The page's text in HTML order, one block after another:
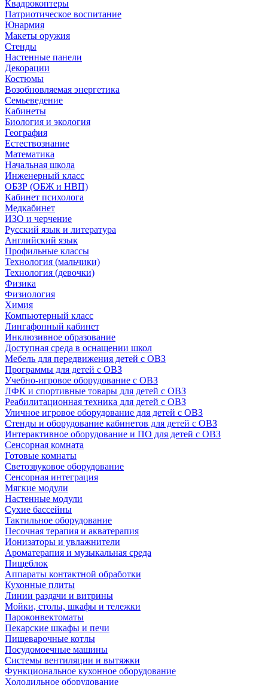
Квадрокоптеры
Патриотическое воспитание
Юнармия
Макеты оружия
Стенды
Настенные панели
Декорации
Костюмы
Возобновляемая энергетика
Семьеведение
Кабинеты
Биология и экология
География
Естествознание
Математика
Начальная школа
Инженерный класс
ОБЗР (ОБЖ и НВП)
Кабинет психолога
Медкабинет
ИЗО и черчение
Русский язык и литература
Английский язык
Профильные классы
Технология (мальчики)
Технология (девочки)
Физика
Физиология
Химия
Компьютерный класс
Лингафонный кабинет
Инклюзивное образование
Доступная среда в оснащении школ
Мебель для передвижения детей с ОВЗ
Программы для детей с ОВЗ
Учебно-игровое оборудование с ОВЗ
ЛФК и спортивные товары для детей с ОВЗ
Реабилитационная техника для детей с ОВЗ
Уличное игровое оборудование для детей с ОВЗ
Стенды и оборудование кабинетов для детей с ОВЗ
Интерактивное оборудование и ПО для детей с ОВЗ
Сенсорная комната
Готовые комнаты
Светозвуковое оборудование
Сенсорная интеграция
Мягкие модули
Настенные модули
Сухие бассейны
Тактильное оборудование
Песочная терапия и акватерапия
Ионизаторы и увлажнители
Ароматерапия и музыкальная среда
Пищеблок
Аппараты контактной обработки
Кухонные плиты
Линии раздачи и витрины
Мойки, столы, шкафы и тележки
Пароконвектоматы
Пекарские шкафы и печи
Пищеварочные котлы
Посудомоечные машины
Системы вентиляции и вытяжки
Функциональное кухонное оборудование
Холодильное оборудование